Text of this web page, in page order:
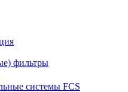
фильтры
системы FCS